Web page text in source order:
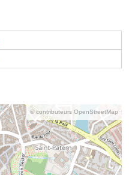
© contributeurs OpenStreetMap